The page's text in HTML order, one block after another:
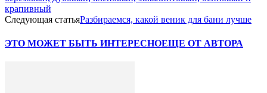
крапивный
Следующая статьяРазбираемся, какой веник для бани лучше
ЭТО МОЖЕТ БЫТЬ ИНТЕРЕСНОЕЩЕ ОТ АВТОРА